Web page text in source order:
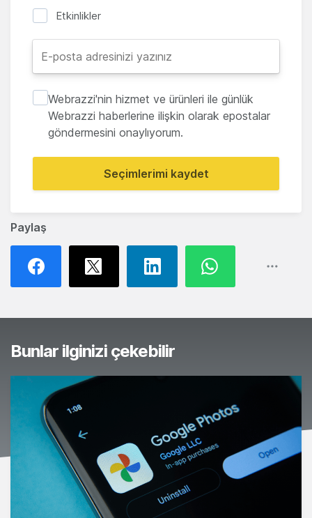
Paylaş
Etkinlikler
Webrazzi'nin hizmet ve ürünleri ile günlük
Webrazzi haberlerine ilişkin olarak epostalar
göndermesini onaylıyorum.
Seçimlerimi kaydet
Bunlar ilginizi çekebilir